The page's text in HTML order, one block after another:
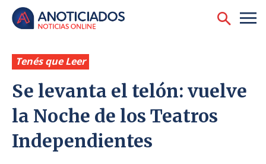
Tenés que Leer
Se levanta el telón: vuelve
la Noche de los Teatros
Independientes